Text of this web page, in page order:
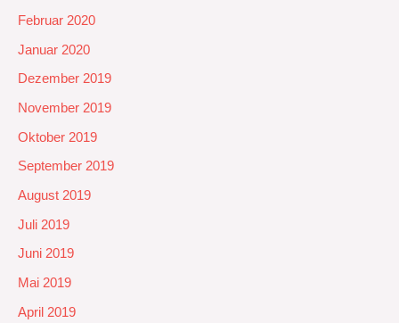
Februar 2020
Januar 2020
Dezember 2019
November 2019
Oktober 2019
September 2019
August 2019
Juli 2019
Juni 2019
Mai 2019
April 2019